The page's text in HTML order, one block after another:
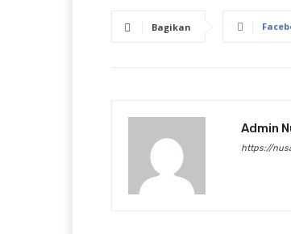
Bagikan
Admin
https://